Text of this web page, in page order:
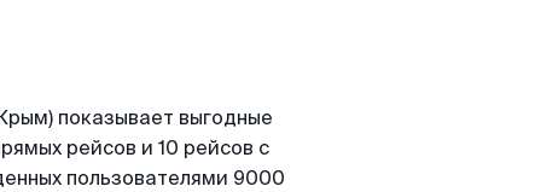
показывает выгодные
рейсов и 10 рейсов с
пользователями 9000